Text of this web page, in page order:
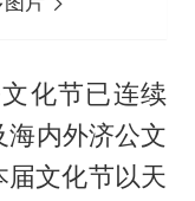
化节已连续
海内外济公文
文化节以天